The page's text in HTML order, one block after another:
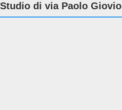
Studio di via Paolo Giovio